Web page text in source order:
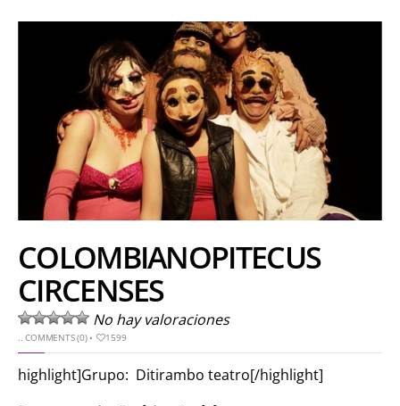
COLOMBIANOPITECUS
CIRCENSES
No hay valoraciones
..COMMENTS (0)• 1599
highlight]Grupo: Ditirambo teatro[/highlight]